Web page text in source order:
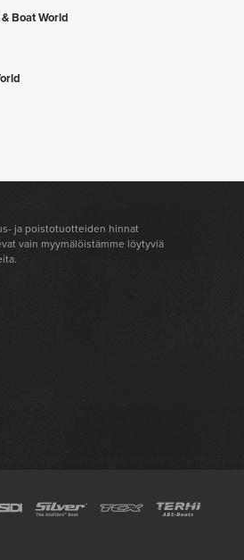
Boat World
ja poistotuotteiden hinnat
vain myymälöistämme löytyviä